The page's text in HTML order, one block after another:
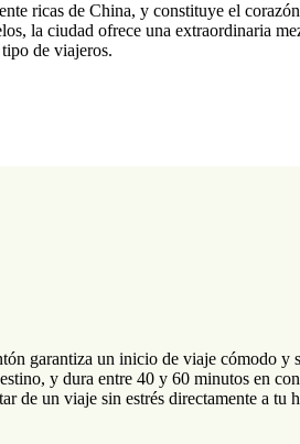
ricas de China, y constituye el
la ciudad ofrece una extraordinaria
de viajeros.
garantiza un inicio de viaje cómodo y
y dura entre 40 y 60 minutos en
de un viaje sin estrés directamente a tu